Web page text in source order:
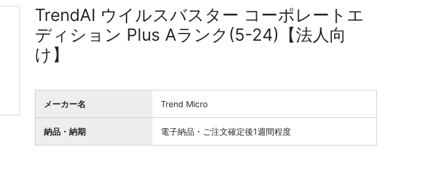
TrendAI ウイルスバスター コーポレートエ
ディション Plus Aランク(5-24)【法人向
け】
メーカー名 Trend Micro
納品・納期 電子納品・ご注文確定後1週間程度